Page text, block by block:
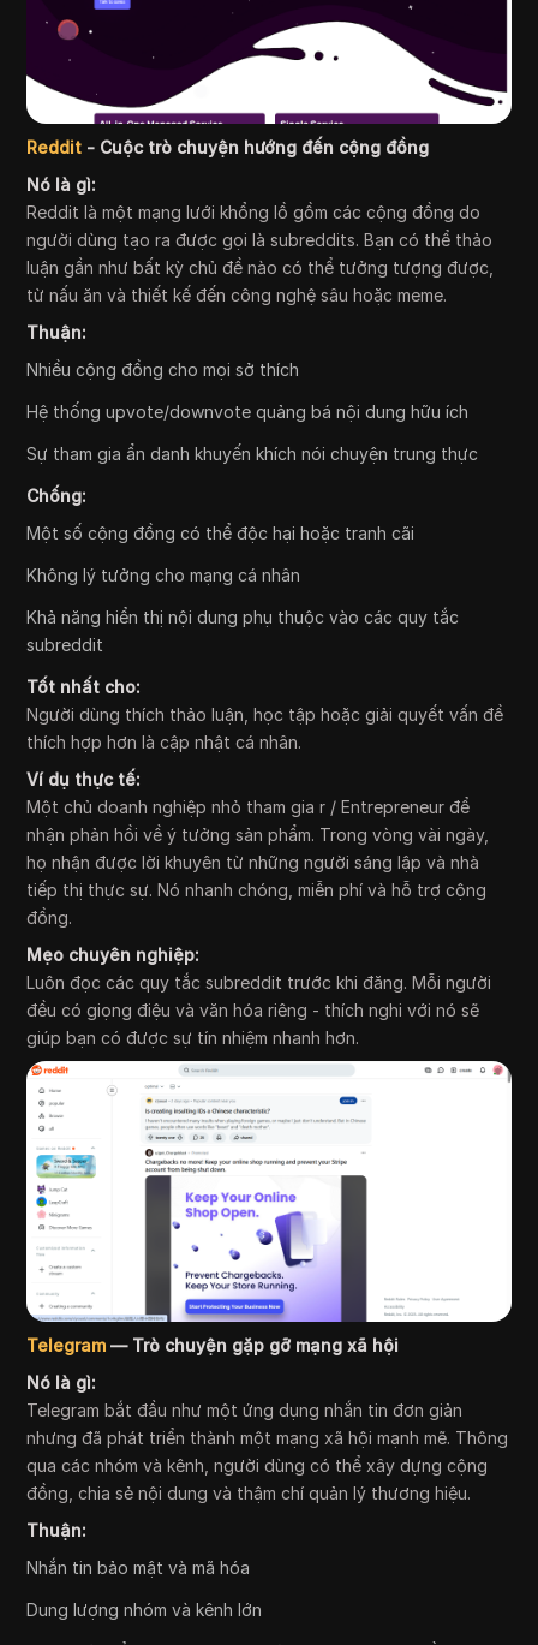
Reddit - Cuộc trò chuyện hướng đến cộng đồng
Nó là gì:
Reddit là một mạng lưới khổng lồ gồm các cộng đồng do
người dùng tạo ra được gọi là subreddits. Bạn có thể thảo
luận gần như bất kỳ chủ đề nào có thể tưởng tượng được,
từ nấu ăn và thiết kế đến công nghệ sâu hoặc meme.
Thuận:
Nhiều cộng đồng cho mọi sở thích
Hệ thống upvote/downvote quảng bá nội dung hữu ích
Sự tham gia ẩn danh khuyến khích nói chuyện trung thực
Chống:
Một số cộng đồng có thể độc hại hoặc tranh cãi
Không lý tưởng cho mạng cá nhân
Khả năng hiển thị nội dung phụ thuộc vào các quy tắc
subreddit
Tốt nhất cho:
Người dùng thích thảo luận, học tập hoặc giải quyết vấn đề
thích hợp hơn là cập nhật cá nhân.
Ví dụ thực tế:
Một chủ doanh nghiệp nhỏ tham gia r / Entrepreneur để
nhận phản hồi về ý tưởng sản phẩm. Trong vòng vài ngày,
họ nhận được lời khuyên từ những người sáng lập và nhà
tiếp thị thực sự. Nó nhanh chóng, miễn phí và hỗ trợ cộng
đồng.
Mẹo chuyên nghiệp:
Luôn đọc các quy tắc subreddit trước khi đăng. Mỗi người
đều có giọng điệu và văn hóa riêng - thích nghi với nó sẽ
giúp bạn có được sự tín nhiệm nhanh hơn.
Telegram— Trò chuyện gặp gỡ mạng xã hội
Nó là gì:
Telegram bắt đầu như một ứng dụng nhắn tin đơn giản
nhưng đã phát triển thành một mạng xã hội mạnh mẽ. Thông
qua các nhóm và kênh, người dùng có thể xây dựng cộng
đồng, chia sẻ nội dung và thậm chí quản lý thương hiệu.
Thuận:
Nhắn tin bảo mật và mã hóa
Dung lượng nhóm và kênh lớn